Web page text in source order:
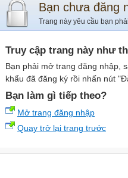
Bạn chưa đăng
Trang này yêu cầu bạn
Truy cập trang này như
Bạn phải mở trang đăng nhập,
khẩu đã đăng ký rồi nhấn nút
Bạn làm gì tiếp theo?
Mở trang đăng nhập
Quay trở lại trang trước